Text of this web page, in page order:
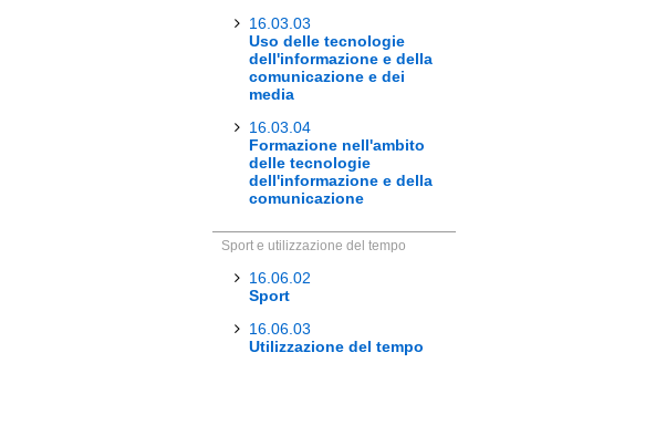
16.03.03
Uso delle tecnologie
dell'informazione e della
comunicazione e dei
media
16.03.04
Formazione nell'ambito
delle tecnologie
dell'informazione e della
comunicazione
Sport e utilizzazione del tempo
16.06.02
Sport
16.06.03
Utilizzazione del tempo